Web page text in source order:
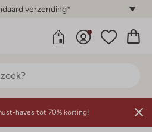
verzending*
haves tot 70% korting!